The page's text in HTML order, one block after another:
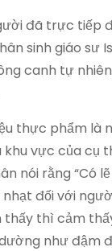
đã trực tiếp
sinh giáo sư
canh tự
thực phẩm là
vực của cụ
nói rằng “Có
đối với
thì cảm
như đậm